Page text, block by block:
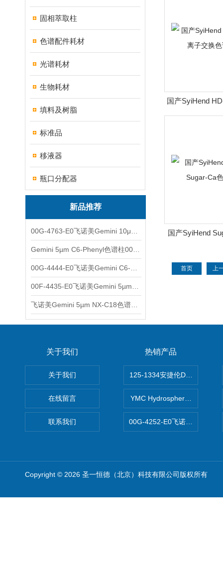
固相萃取柱
色谱配件耗材
光谱耗材
生物耗材
填料及树脂
标准品
移液器
瓶口分配器
新品推荐
国产SyiHend
交换色
国产SyiHend
首页 上
关于我们
关于我们
在线留言
联系我们
热销产品
125-1334安捷伦DB-624色谱
YMC Hydrosphere C18亲水
00G-4252-E0飞诺美Luna
Copyright © 2026 圣一恒德（北京）科技有限公司版权所有